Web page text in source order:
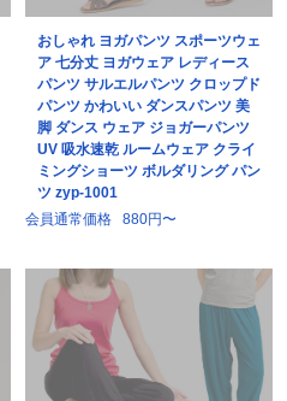
おしゃれ ヨガパンツ スポーツウェ
ア 七分丈 ヨガウェア レディース
パンツ サルエルパンツ クロップド
パンツ かわいい ダンスパンツ 美
脚 ダンス ウェア ジョガーパンツ
UV 吸水速乾 ルームウェア クライ
ミングショーツ ボルダリング パン
ツ zyp-1001
会員通常価格
880円〜